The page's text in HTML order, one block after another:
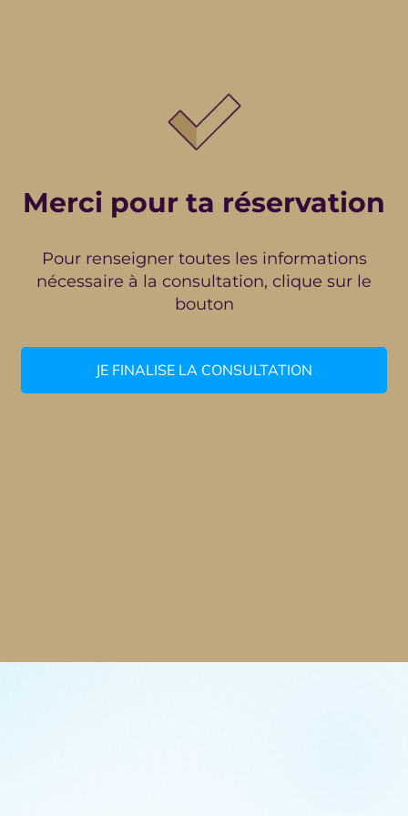
Merci pour ta réservation
Pour renseigner toutes les informations
nécessaire à la consultation, clique sur le
bouton
JE FINALISE LA CONSULTATION